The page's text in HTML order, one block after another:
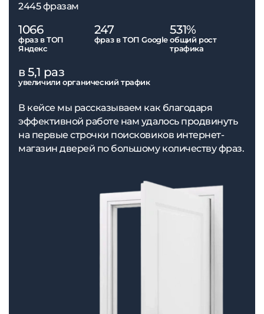
2445 фразам
1066
фраз в ТОП
Яндекс
247
фраз в ТОП Google
531%
общий рост
трафика
в 5,1 раз
увеличили органический трафик
В кейсе мы рассказываем как благодаря
эффективной работе нам удалось продвинуть
на первые строчки поисковиков интернет-
магазин дверей по большому количеству фраз.